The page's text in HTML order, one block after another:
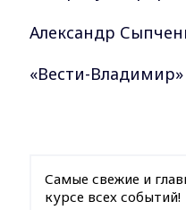
Александр
«Вести-Владимир»
Самые свежие и
курсе всех событий!